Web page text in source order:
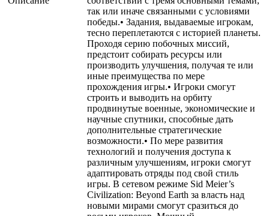
так или иначе связанными с условиями
победы.• Задания, выдаваемые игрокам,
тесно переплетаются с историей планеты.
Проходя серию побочных миссий,
предстоит собирать ресурсы или
производить улучшения, получая те или
иные преимущества по мере
прохождения игры.• Игроки смогут
строить и выводить на орбиту
продвинутые военные, экономические и
научные спутники, способные дать
дополнительные стратегические
возможности.• По мере развития
технологий и получения доступа к
различным улучшениям, игроки смогут
адаптировать отряды под свой стиль
игры. В сетевом режиме Sid Meier’s
Civilization: Beyond Earth за власть над
новыми мирами смогут сразиться до